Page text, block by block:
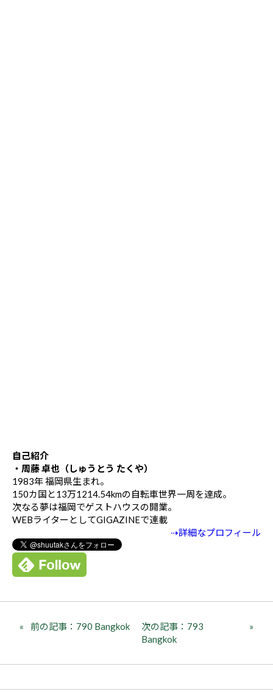
自己紹介
・周藤 卓也（しゅうとう たくや）
1983年 福岡県生まれ。
150カ国と13万1214.54kmの自転車世界一周を達成。
次なる夢は福岡でゲストハウスの開業。
WEBライターとしてGIGAZINEで連載
⇢詳細なプロフィール
前の記事：790 Bangkok
次の記事：793
Bangkok